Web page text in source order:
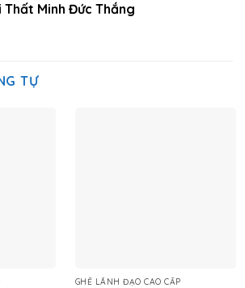
Thất Minh Đức Thắng
TỰ
GHẾ LÃNH ĐẠO CAO CẤP